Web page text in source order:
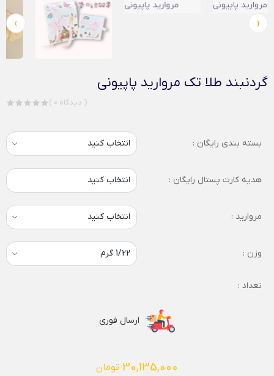
‹
›
گردنبند طلا تک مروارید پاپیونی
( 0 دیدگاه )
بسته بندی رایگان :
هدیه کارت پستال رایگان : انتخاب کنید
مروارید :
وزن :
تعداد :
ارسال فوری
30,135,000 تومان